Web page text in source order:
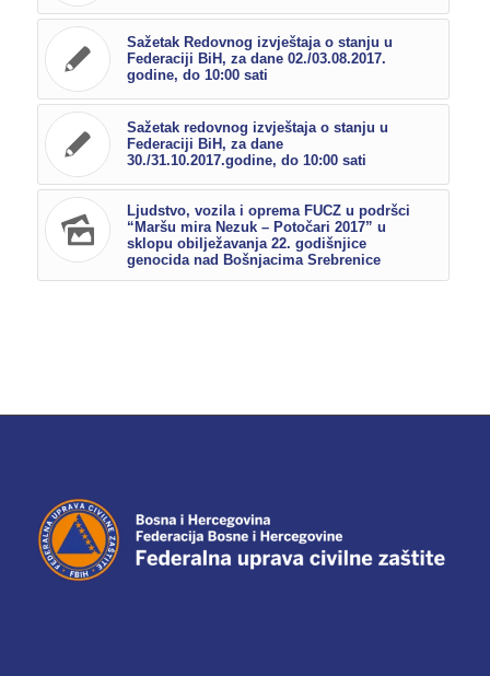
Sažetak Redovnog izvještaja o stanju u
Federaciji BiH, za dane 02./03.08.2017.
godine, do 10:00 sati
Sažetak redovnog izvještaja o stanju u
Federaciji BiH, za dane
30./31.10.2017.godine, do 10:00 sati
Ljudstvo, vozila i oprema FUCZ u podršci
“Maršu mira Nezuk – Potočari 2017” u
sklopu obilježavanja 22. godišnjice
genocida nad Bošnjacima Srebrenice